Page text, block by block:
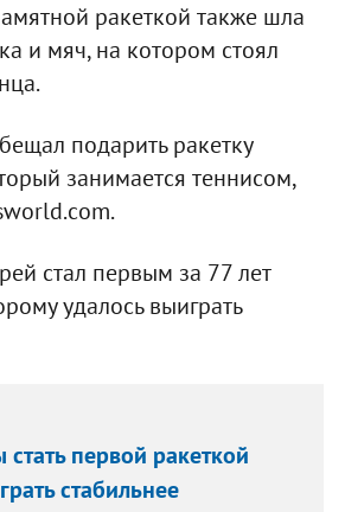
ракеткой также шла
и мяч, на котором стоял
подарить ракетку
занимается теннисом,
стал первым за 77 лет
удалось выиграть
первой ракеткой
стабильнее